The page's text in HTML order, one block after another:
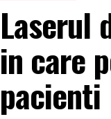
Laserul
in care
pacienti